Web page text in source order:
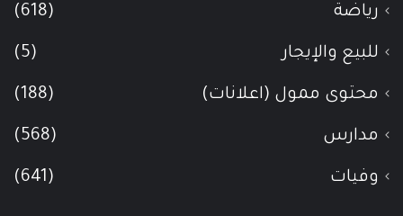
رياضة (618)
للبيع والإيجار (5)
محتوى ممول (اعلانات) (188)
مدارس (568)
وفيات (641)